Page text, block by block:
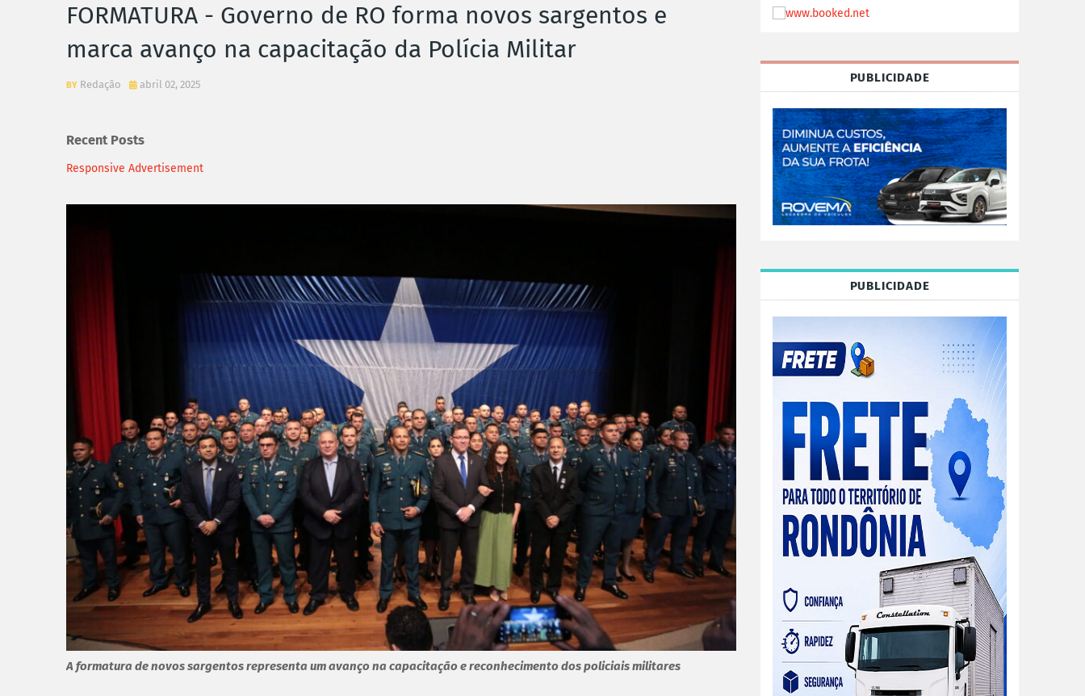
FORMATURA - Governo de RO forma novos sargentos e
marca avanço na capacitação da Polícia Militar
Redação abril 02, 2025
Recent Posts
Responsive Advertisement
A formatura de novos sargentos representa um avanço na capacitação e reconhecimento dos policiais militares
PUBLICIDADE
PUBLICIDADE